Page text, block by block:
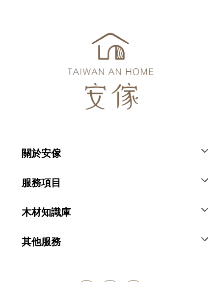
關於安傢
服務項目
木材知識庫
其他服務